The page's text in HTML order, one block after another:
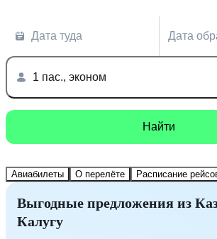
Дата туда Дата
1 пас., эконом
Найти
Авиабилеты О перелёте Расписание
Выгодные предложения из
Калугу